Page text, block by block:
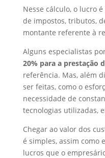
Nesse cálculo, o lucro
de impostos, tributos,
montante referente à
Alguns especialistas
20% para a prestação
referência. Mas, além
ser feitas, como o
necessidade de
tecnologias utilizadas,
Chegar ao valor dos
é simples, assim como
lucros que o